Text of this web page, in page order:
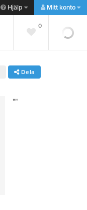
Hjälp Mitt konto
0
0
Dela
""